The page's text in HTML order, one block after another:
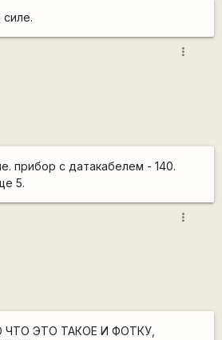
more_vert
прибор с датакабелем - 140.
5.
more_vert
ЧТО ЭТО ТАКОЕ И ФОТКУ,